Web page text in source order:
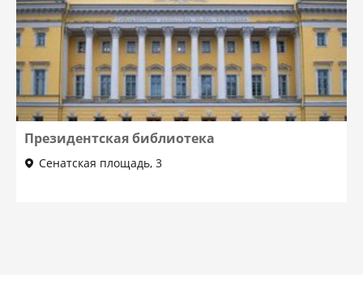
Президентская библиотека
Сенатская площадь, 3